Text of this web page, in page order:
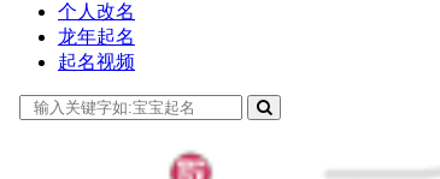
个人改名
龙年起名
起名视频